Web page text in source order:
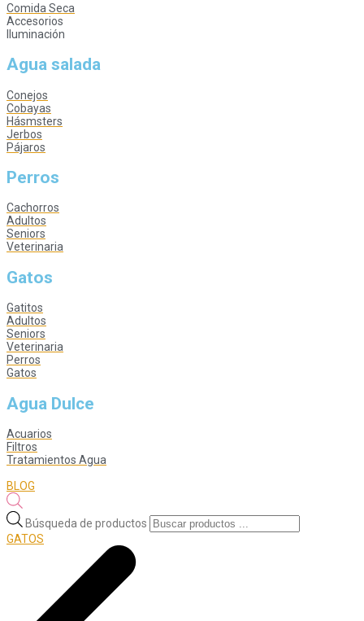
Comida Seca
Accesorios
Iluminación
Agua salada
Conejos
Cobayas
Hásmsters
Jerbos
Pájaros
Perros
Cachorros
Adultos
Seniors
Veterinaria
Gatos
Gatitos
Adultos
Seniors
Veterinaria
Perros
Gatos
Agua Dulce
Acuarios
Filtros
Tratamientos Agua
BLOG
Búsqueda de productos
GATOS